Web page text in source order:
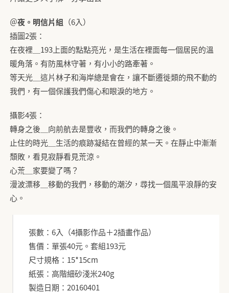
＠夜。明信片組 （6入）
插圖2張：
在夜裡＿193上面的點點亮光，是生活在裡面每一個居民的溫
暖角落。有防風林守著，有小小的路牽著。
等天光＿這片林子和海岸總是會在，讓不斷遷徙類的飛不動的
我們，有一個保護我們傷心和眼淚的地方。
攝影4張：
轉身之後＿向前航去是豐收，而我們的轉身之後。
止住的時光＿生活的痕跡凝結在曾經的某一天。在靜止中漸漸
頹敗，看見寂靜看見荒涼。
心荒＿家要變了嗎？
漫波漂移＿移動的我們，移動的潮汐，尋找一個風平浪靜的安
心。
張數：6入（4攝影作品＋2插畫作品）
售價：單張40元。套組193元
尺寸規格：15*15cm
紙張：高階細砂淺米240g
製造日期：20160401